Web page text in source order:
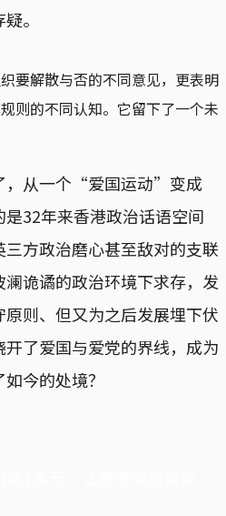
。
要解散与否的不同意见，更表明
则的不同认知。它留下了一个未
，从一个“爱国运动”变成
32年来香港政治话语空间
方政治磨心甚至敌对的支联
诡谲的政治环境下求存，发
则、但又为之后发展埋下伏
了爱国与爱党的界线，成为
今的处境？